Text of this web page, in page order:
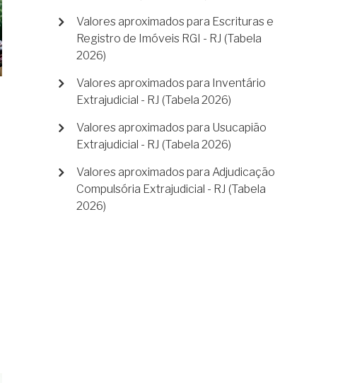
Valores aproximados para Escrituras e
Registro de Imóveis RGI - RJ (Tabela
2026)
Valores aproximados para Inventário
Extrajudicial - RJ (Tabela 2026)
Valores aproximados para Usucapião
Extrajudicial - RJ (Tabela 2026)
Valores aproximados para Adjudicação
Compulsória Extrajudicial - RJ (Tabela
2026)